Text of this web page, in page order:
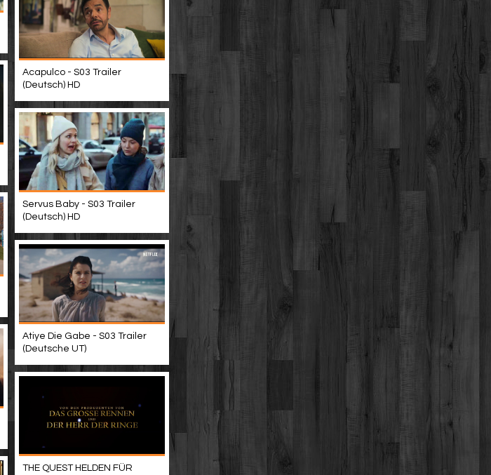
Acapulco - S03 Trailer
(Deutsch) HD
Servus Baby - S03 Trailer
(Deutsch) HD
Atiye Die Gabe - S03 Trailer
(Deutsche UT)
THE QUEST HELDEN FÜR